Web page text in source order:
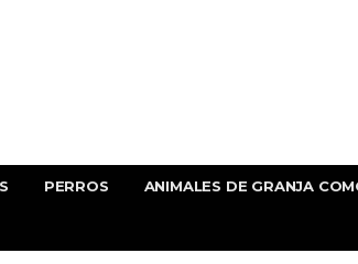
PERROS ANIMALES DE GRANJA